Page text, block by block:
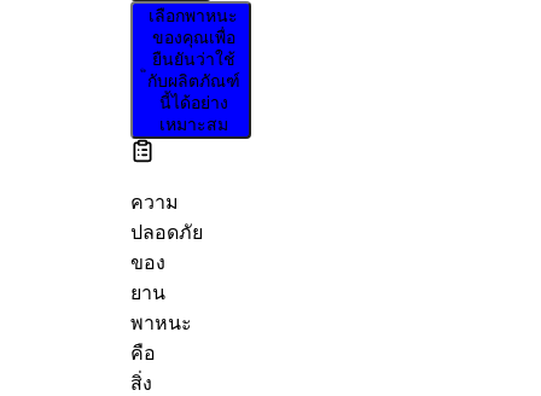
เลือกพาหนะ
ของคุณเพื่อ
ยืนยันว่าใช้
กับผลิตภัณฑ์
นี้ได้อย่าง
เหมาะสม
ความ
ปลอดภัย
ของ
ยาน
พาหนะ
คือ
สิ่ง